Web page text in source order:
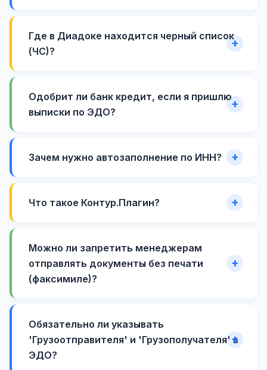
Где в Диадоке находится черный список
(ЧС)?
Одобрит ли банк кредит, если я пришлю
выписки по ЭДО?
Зачем нужно автозаполнение по ИНН?
Что такое Контур.Плагин?
Можно ли запретить менеджерам
отправлять документы без печати
(факсимиле)?
Обязательно ли указывать
'Грузоотправителя' и 'Грузополучателя' в
ЭДО?